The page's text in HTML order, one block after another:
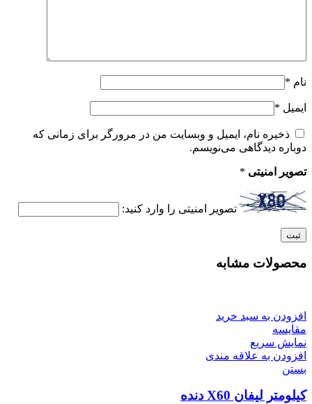
نام *
ایمیل *
ذخیره نام، ایمیل و وبسایت من در مرورگر برای زمانی که
دوباره دیدگاهی می‌نویسم.
تصویر امنیتی *
تصویر امنیتی را وارد کنید:
محصولات مشابه
افزودن به سبد خرید
مقایسه
نمایش سریع
افزودن به علاقه مندی
بستن
کیلومتر لیفان X60 دنده